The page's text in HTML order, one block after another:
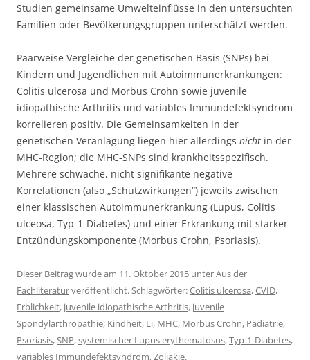
Studien gemeinsame Umwelteinflüsse in den untersuchten
Familien oder Bevölkerungsgruppen unterschätzt werden.
Paarweise Vergleiche der genetischen Basis (SNPs) bei
Kindern und Jugendlichen mit Autoimmunerkrankungen:
Colitis ulcerosa und Morbus Crohn sowie juvenile
idiopathische Arthritis und variables Immundefektsyndrom
korrelieren positiv. Die Gemeinsamkeiten in der
genetischen Veranlagung liegen hier allerdings nicht in der
MHC-Region; die MHC-SNPs sind krankheitsspezifisch.
Mehrere schwache, nicht signifikante negative
Korrelationen (also „Schutzwirkungen“) jeweils zwischen
einer klassischen Autoimmunerkrankung (Lupus, Colitis
ulceosa, Typ-1-Diabetes) und einer Erkrankung mit starker
Entzündungskomponente (Morbus Crohn, Psoriasis).
Dieser Beitrag wurde am 11. Oktober 2015 unterAus der
Fachliteraturveröffentlicht. Schlagwörter:Colitis ulcerosa,CVID,
Erblichkeit, juvenile idiopathische Arthritis, juvenile
Spondylarthropathie, Kindheit, Li, MHC, Morbus Crohn, Pädiatrie,
Psoriasis,SNP,systemischer Lupus erythematosus,Typ-1-Diabetes,
variables Immundefektsyndrom,Zöliakie.